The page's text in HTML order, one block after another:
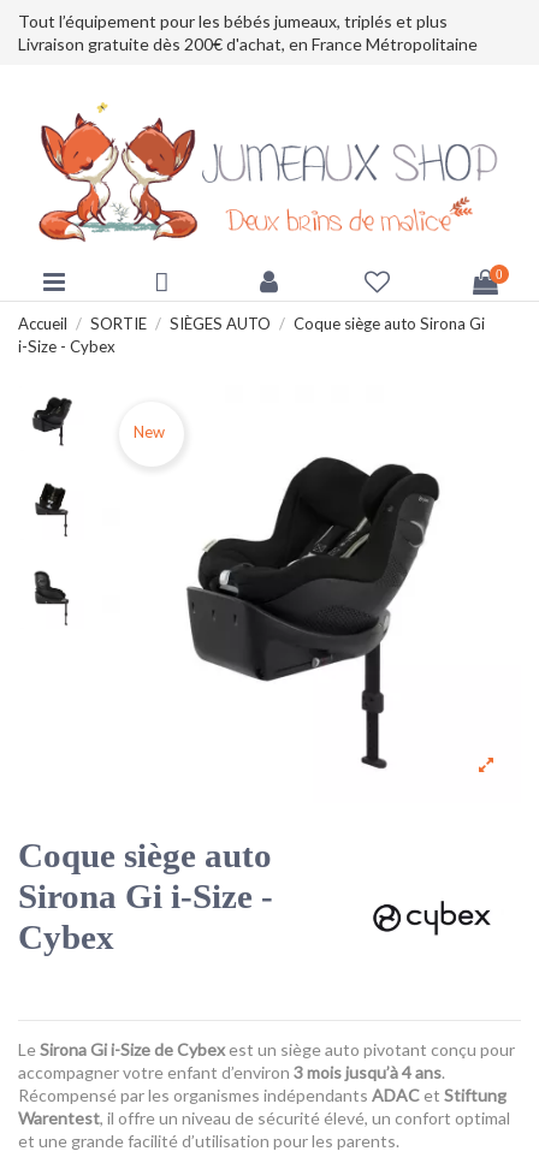
Tout l’équipement pour les bébés jumeaux, triplés et plus
Livraison gratuite dès 200€ d'achat, en France Métropolitaine
0
Accueil SORTIE SIÈGES AUTO
Coque siège auto Sirona Gi
i-Size - Cybex
New
Coque siège auto
Sirona Gi i-Size -
Cybex
LeSirona Gi i-Size deCybexest un siège auto pivotant conçu pour
accompagner votre enfant d’environ 3 mois jusqu’à 4 ans.
Récompensé par les organismes indépendants ADAC et Stiftung
Warentest, il offre un niveau de sécurité élevé, un confort optimal
et une grande facilité d’utilisation pour les parents.